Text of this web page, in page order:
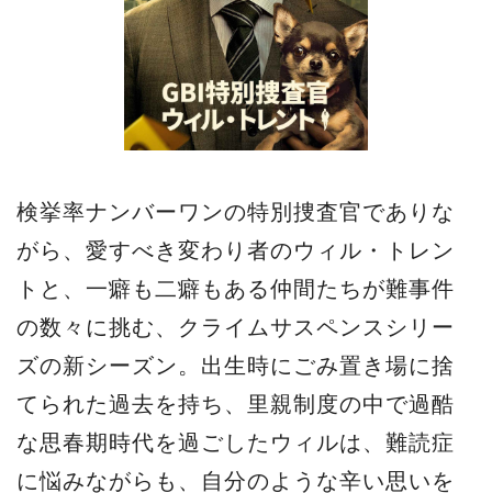
検挙率ナンバーワンの特別捜査官でありな
がら、愛すべき変わり者のウィル・トレン
トと、一癖も二癖もある仲間たちが難事件
の数々に挑む、クライムサスペンスシリー
ズの新シーズン。出生時にごみ置き場に捨
てられた過去を持ち、里親制度の中で過酷
な思春期時代を過ごしたウィルは、難読症
に悩みながらも、自分のような辛い思いを